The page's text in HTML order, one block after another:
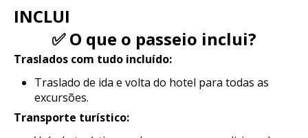
INCLUI
✅ O que o passeio inclui?
Traslados com tudo incluído:
Traslado de ida e volta do hotel para todas as
excursões.
Transporte turístico: